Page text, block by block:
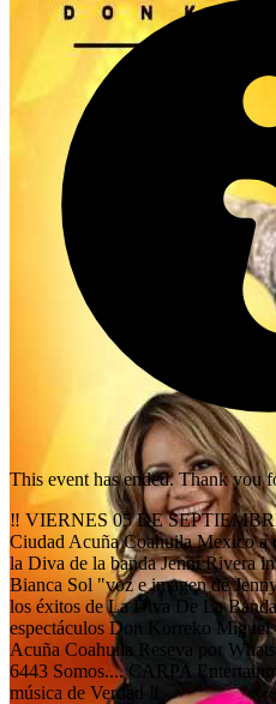
This event has ended. Thank you
‼️ VIERNES 05 DE
Ciudad Acuña Coahuila Mexico a
la Diva de la banda Jenni Rivera
Bianca Sol "voz e imagen de
los éxitos de La Diva De La
espectáculos Don Korreko
Acuña Coahuila Reseva por
6443 Somos.... CARPA
música de Verdad ‼️